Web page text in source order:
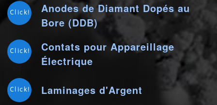
Click!
Anodes de Diamant Dopés au
Bore (DDB)
Click!
Contats pour Appareillage
Électrique
Click! Laminages d'Argent